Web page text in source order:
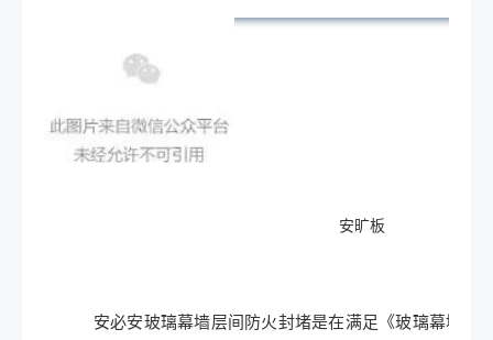
安旷板
安必安玻璃幕墙层间防火封堵是在满足《玻璃幕墙工